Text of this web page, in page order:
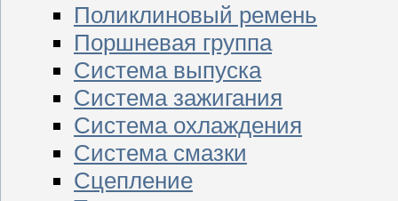
Поликлиновый ремень
Поршневая группа
Система выпуска
Система зажигания
Система охлаждения
Система смазки
Сцепление